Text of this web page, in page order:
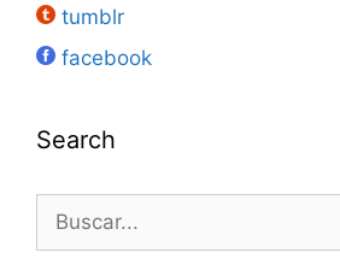
tumblr
facebook
Search